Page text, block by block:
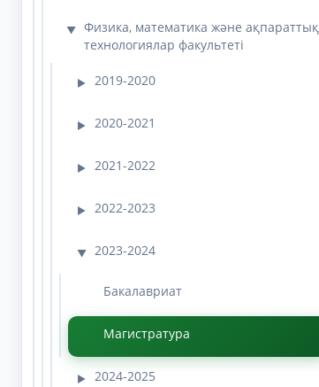
▼
Физика, математика және ақпараттық
технологиялар факультеті
▶ 2019-2020
▶ 2020-2021
▶ 2021-2022
▶ 2022-2023
▼ 2023-2024
Бакалавриат
Магистратура
▶ 2024-2025